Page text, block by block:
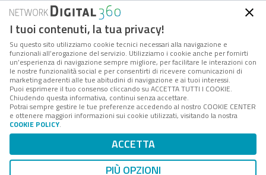
Forumpa.itè una pubblicazione telematica iscritta
presso Registro della stampa del Tribunale di Roma -
Reg. n. 182 del 2 maggio 2008 - Direttore resp. Michela
Stentella
FPA s.r.l. è società soggetta a Direzione e
Coordinamento da parte di Digital360 S.p.A. - FPA s.r.l.
è un'azienda certificata per il sistema di management
Codice Fiscale/Partita IVA n. 10693191008 - R.E.A. Roma
n. 1249791. ISP AWS
Mappa del sito
I tuoi contenuti, la tua privacy!
Su questo sito utilizziamo cookie tecnici necessari alla navigazione e
funzionali all’erogazione del servizio. Utilizziamo i cookie anche per fornirti
un’esperienza di navigazione sempre migliore, per facilitare le interazioni con
le nostre funzionalità social e per consentirti di ricevere comunicazioni di
marketing aderenti alle tue abitudini di navigazione e ai tuoi interessi.
Puoi esprimere il tuo consenso cliccando su ACCETTA TUTTI I COOKIE.
Chiudendo questa informativa, continui senza accettare.
Potrai sempre gestire le tue preferenze accedendo al nostro COOKIE CENTER
e ottenere maggiori informazioni sui cookie utilizzati, visitando la nostra
COOKIE POLICY.
ACCETTA
PIÙ OPZIONI